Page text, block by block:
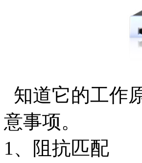
知道它的工作
意事项。
1、阻抗匹配